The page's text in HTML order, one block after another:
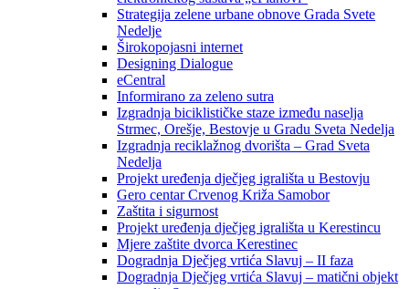
Strategija zelene urbane obnove Grada Svete
Nedelje
Širokopojasni internet
Designing Dialogue
eCentral
Informirano za zeleno sutra
Izgradnja biciklističke staze između naselja
Strmec, Orešje, Bestovje u Gradu Sveta Nedelja
Izgradnja reciklažnog dvorišta – Grad Sveta
Nedelja
Projekt uređenja dječjeg igrališta u Bestovju
Gero centar Crvenog Križa Samobor
Zaštita i sigurnost
Projekt uređenja dječjeg igrališta u Kerestincu
Mjere zaštite dvorca Kerestinec
Dogradnja Dječjeg vrtića Slavuj – II faza
Dogradnja Dječjeg vrtića Slavuj – matični objekt